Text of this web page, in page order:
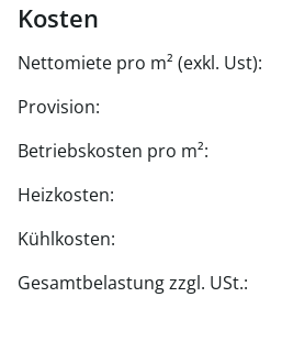
Kosten
Nettomiete pro m² (exkl. Ust):
Provision:
Betriebskosten pro m²:
Heizkosten:
Kühlkosten:
Gesamtbelastung zzgl. USt.: